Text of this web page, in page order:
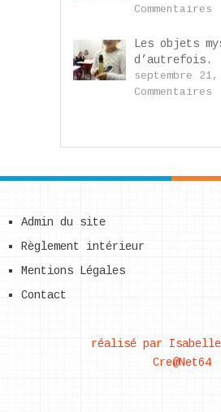
Commentaires
Les objets
d’autrefois.
septembre
Commentaires
Admin du site
Règlement intérieur
Mentions Légales
Contact
réalisé par Isabelle
Cre@Net64